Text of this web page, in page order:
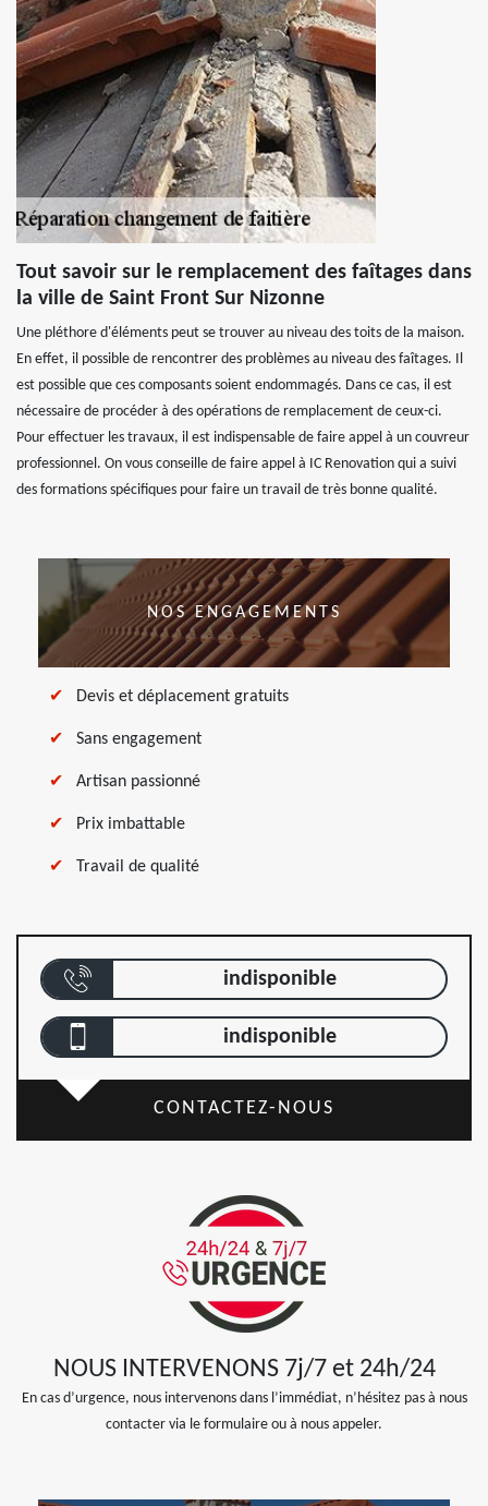
Tout savoir sur le remplacement des faîtages dans
la ville de Saint Front Sur Nizonne
Une pléthore d'éléments peut se trouver au niveau des toits de la maison.
En effet, il possible de rencontrer des problèmes au niveau des faîtages. Il
est possible que ces composants soient endommagés. Dans ce cas, il est
nécessaire de procéder à des opérations de remplacement de ceux-ci.
Pour effectuer les travaux, il est indispensable de faire appel à un couvreur
professionnel. On vous conseille de faire appel à IC Renovation qui a suivi
des formations spécifiques pour faire un travail de très bonne qualité.
NOS ENGAGEMENTS
Devis et déplacement gratuits
Sans engagement
Artisan passionné
Prix imbattable
Travail de qualité
indisponible
indisponible
CONTACTEZ-NOUS
NOUS INTERVENONS 7j/7 et 24h/24
En cas d’urgence, nous intervenons dans l’immédiat, n’hésitez pas à nous
contacter via le formulaire ou à nous appeler.